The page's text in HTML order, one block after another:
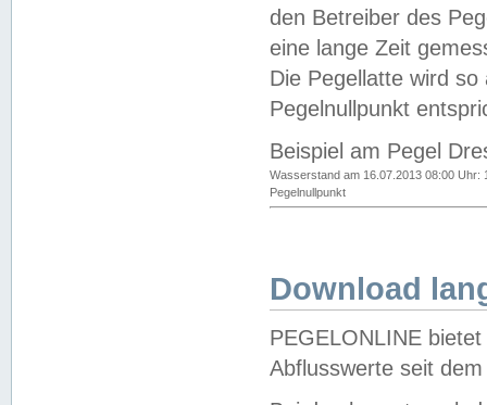
den Betreiber des
eine lange Zeit
Die Pegellatte wird
Pegelnullpunkt
Beispiel am Pegel
Wasserstand am 16.07.2013 08:00 Uhr:
Pegelnullpunkt
Download
PEGELONLINE
Abflusswerte seit